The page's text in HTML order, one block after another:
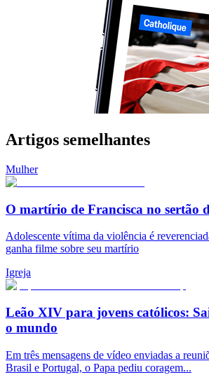
Artigos semelhantes
Mulher
O martírio de Francisca no sertão
Adolescente vítima da violência é
ganha filme sobre seu martírio
Igreja
Leão XIV para jovens católicos:
o mundo
Em três mensagens de vídeo enviadas a
Brasil e Portugal, o Papa pediu coragem...